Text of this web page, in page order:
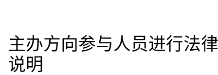
主办方向参与人员进行法
说明